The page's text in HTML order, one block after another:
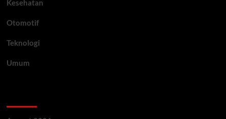
Kesehatan
Otomotif
Teknologi
Umum